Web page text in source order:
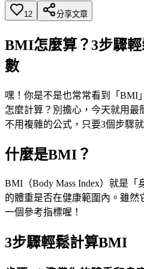
12 分享文章
BMI怎麼算？3步驟
數
嘿！你是不是也常常看到「BMI
怎麼計算？別擔心，今天就用最
不用複雜的公式，只要3個步驟就
什麼是BMI？
BMI（Body Mass Index）就是
的體重是否在健康範圍內。雖
一個參考指標喔！
3步驟輕鬆計算BMI